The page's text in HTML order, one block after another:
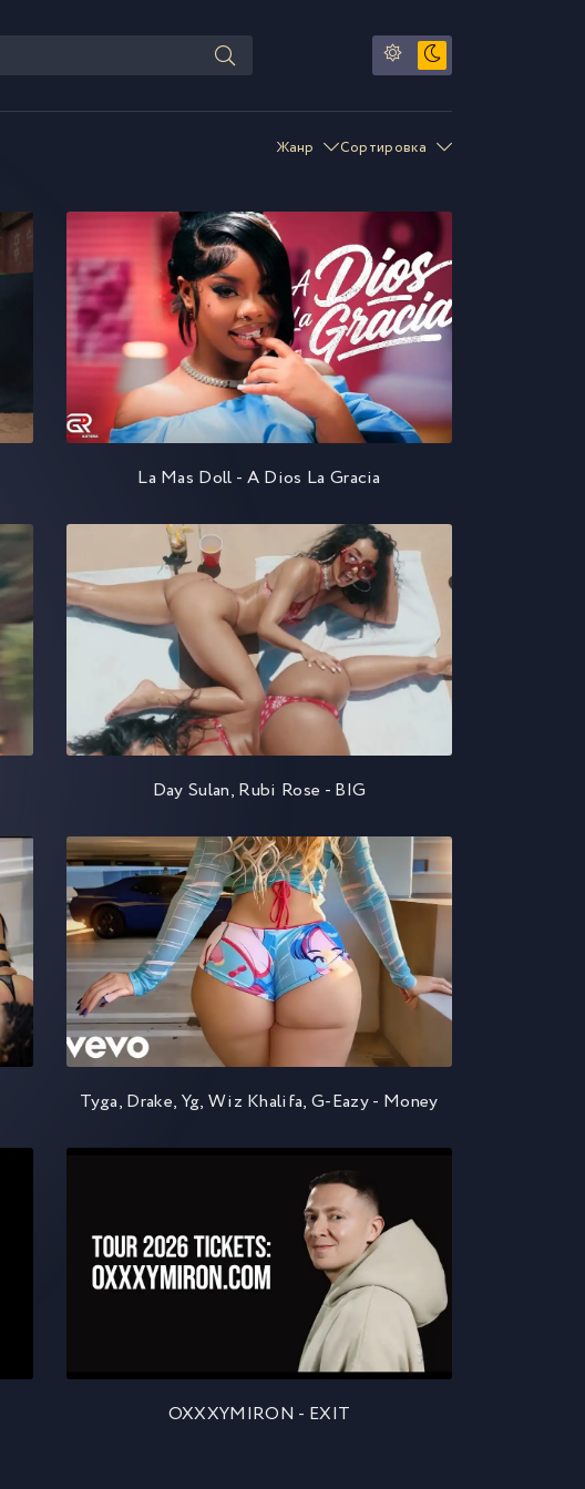
Жанр Сортировка
La Mas Doll - A Dios La Gracia
Day Sulan, Rubi Rose - BIG
Tyga, Drake, Yg, Wiz Khalifa, G-Eazy - Money
OXXXYMIRON - EXIT